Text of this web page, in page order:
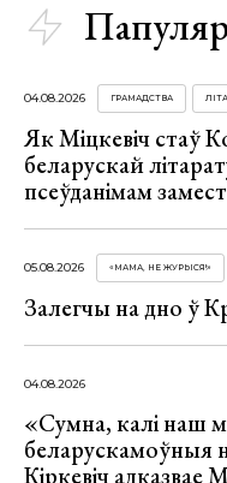
04.08.2026 ГРАМАДСТВА
Як Міцкевіч стаў
беларускай
псеўданімам
05.08.2026 «МАМА, НЕ ЖУРЫСЯ!»
Залегчы на дно ў
04.08.2026
«Сумна, калі наш
беларускамоўныя
Кіркевіч адказвае